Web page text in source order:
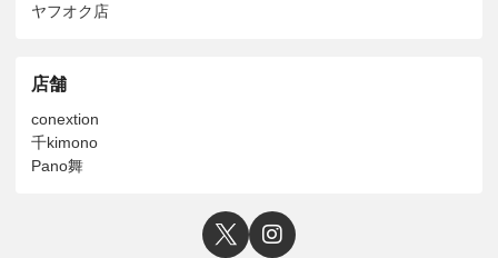
ヤフオク店
店舗
conextion
千kimono
Pano舞